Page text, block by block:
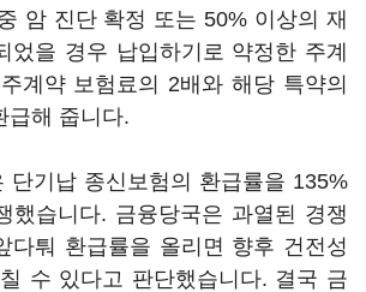
암 진단 확정 또는 50% 이상의 재
었을 경우 납입하기로 약정한 주계
계약 보험료의 2배와 해당 특약의
급해 줍니다.
단기납 종신보험의 환급률을 135%
했습니다. 금융당국은 과열된 경쟁
다퉈 환급률을 올리면 향후 건전성
수 있다고 판단했습니다. 결국 금